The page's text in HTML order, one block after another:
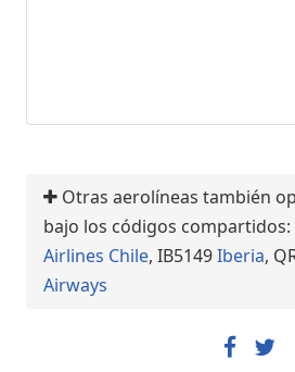
Otras aerolíneas también
bajo los códigos compartidos:
Airlines Chile, IB5149Iberia,
Airways